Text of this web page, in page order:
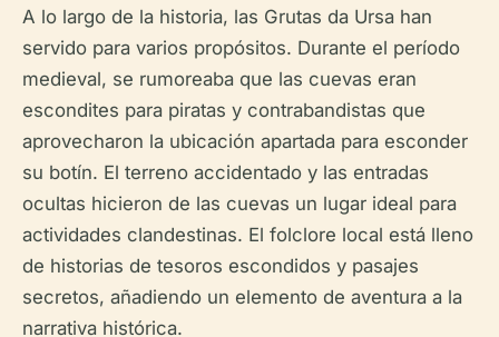
A lo largo de la historia, las Grutas da Ursa han
servido para varios propósitos. Durante el período
medieval, se rumoreaba que las cuevas eran
escondites para piratas y contrabandistas que
aprovecharon la ubicación apartada para esconder
su botín. El terreno accidentado y las entradas
ocultas hicieron de las cuevas un lugar ideal para
actividades clandestinas. El folclore local está lleno
de historias de tesoros escondidos y pasajes
secretos, añadiendo un elemento de aventura a la
narrativa histórica.